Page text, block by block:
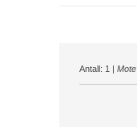
Antall: 1 | Mote